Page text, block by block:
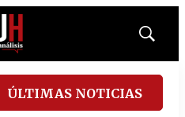
Mostrar
ÚLTIMAS NOTICIAS